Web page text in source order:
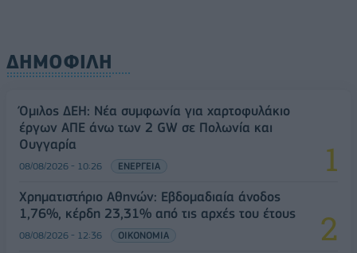
ΔΗΜΟΦΙΛΗ
Όμιλος ΔΕΗ: Νέα συμφωνία για χαρτοφυλάκιο
έργων ΑΠΕ άνω των 2 GW σε Πολωνία και
Ουγγαρία
08/08/2026 - 10:26 ΕΝΕΡΓΕΙΑ
Χρηματιστήριο Αθηνών: Εβδομαδιαία άνοδος
1,76%, κέρδη 23,31% από τις αρχές του έτους
08/08/2026 - 12:36 ΟΙΚΟΝΟΜΙΑ